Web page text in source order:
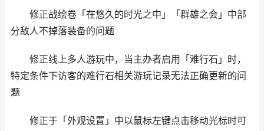
修正战绘卷「在悠久的时光之中」「群雄之会」中部
分敌人不掉落装备的问题
修正线上多人游玩中，当主办者启用「难行石」时，
特定条件下访客的难行石相关游玩记录无法正确更新的问
题
修正于「外观设置」中以鼠标左键点击移动光标时可